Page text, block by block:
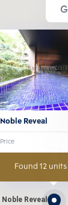
Noble Reveal
Noble Reveal
Price
Found 12